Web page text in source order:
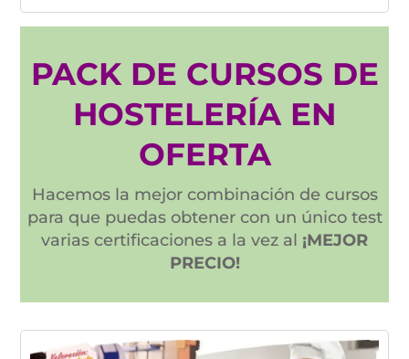
PACK DE CURSOS DE
HOSTELERÍA EN
OFERTA
Hacemos la mejor combinación de cursos
para que puedas obtener con un único test
varias certificaciones a la vez al ¡MEJOR
PRECIO!